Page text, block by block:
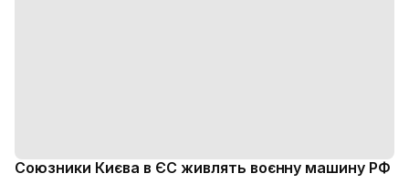
Союзники Києва в ЄС живлять воєнну машину РФ